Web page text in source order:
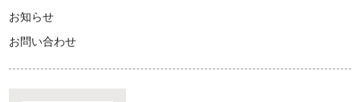
お知らせ
お問い合わせ